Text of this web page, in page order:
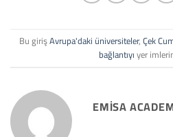
Bu girişAvrupa'daki üniversiteler,Çek
bağlantıyıyer
EMISA